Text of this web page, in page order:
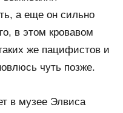
а еще он сильно
в этом кровавом
же пацифистов и
чуть позже.
в музее Элвиса